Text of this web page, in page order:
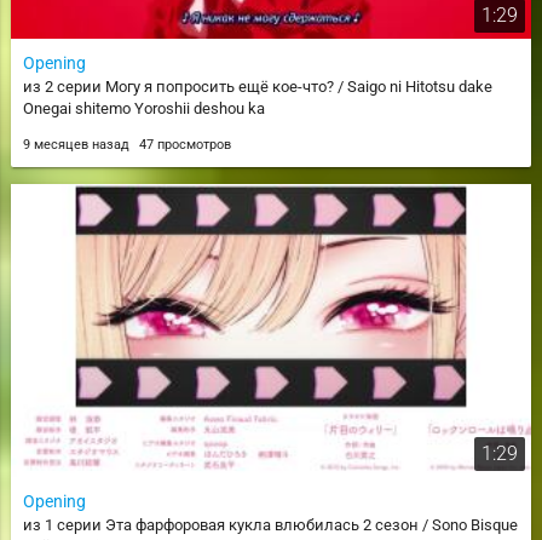
1:29
Opening
из 2 серии Могу я попросить ещё кое-что? / Saigo ni Hitotsu dake
Onegai shitemo Yoroshii deshou ka
9 месяцев назад 47 просмотров
1:29
Opening
из 1 серии Эта фарфоровая кукла влюбилась 2 сезон / Sono Bisque